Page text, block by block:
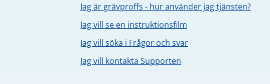
Jag är grävproffs - hur använder jag tjänsten?
Jag vill se en instruktionsfilm
Jag vill söka i Frågor och svar
Jag vill kontakta Supporten